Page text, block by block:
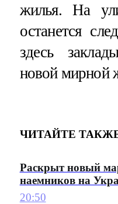
жилья. На
останется
здесь
новой мирной
ЧИТАЙТЕ
Раскрыт новый
наемников на
20:50